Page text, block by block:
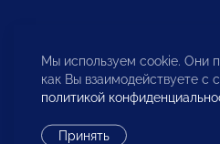
Бюро по защите прав
инвесторов
Мы используем cookie. Они
как Вы взаимодействуете с
политикой
Принять